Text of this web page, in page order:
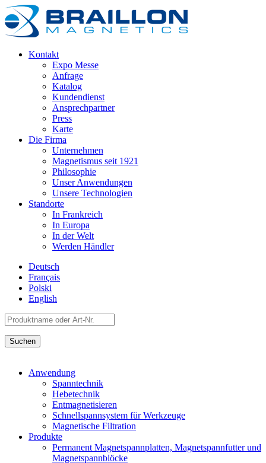
Kontakt
Expo Messe
Anfrage
Katalog
Kundendienst
Ansprechpartner
Press
Karte
Die Firma
Unternehmen
Magnetismus seit 1921
Philosophie
Unser Anwendungen
Unsere Technologien
Standorte
In Frankreich
In Europa
In der Welt
Werden Händler
Deutsch
Français
Polski
English
Anwendung
Spanntechnik
Hebetechnik
Entmagnetisieren
Schnellspannsystem für Werkzeuge
Magnetische Filtration
Produkte
Permanent Magnetspannplatten, Magnetspannfutter und
Magnetspannblöcke